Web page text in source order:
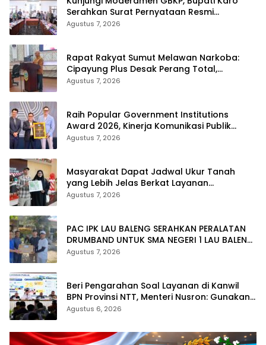
Serahkan Surat Pernyataan Resmi
Penyerahan Aset RSUD Kabanjahe
Agustus 7, 2026
Rapat Rakyat Sumut Melawan Narkoba:
Cipayung Plus Desak Perang Total,
Generasi Muda Jadi Benteng Utama
Agustus 7, 2026
Raih Popular Government Institutions
Award 2026, Kinerja Komunikasi Publik
Kementerian ATR/BPN Kembali Diakui
Agustus 7, 2026
Masyarakat Dapat Jadwal Ukur Tanah
yang Lebih Jelas Berkat Layanan
Pengukuran Terjadwal
Agustus 7, 2026
PAC IPK LAU BALENG SERAHKAN PERALATAN
DRUMBAND UNTUK SMA NEGERI 1 LAU BALENG
SAMBUT HUT RI KE-81
Agustus 7, 2026
Beri Pengarahan Soal Layanan di Kanwil
BPN Provinsi NTT, Menteri Nusron: Gunakan
Sudut Pandang Masyarakat
Agustus 6, 2026